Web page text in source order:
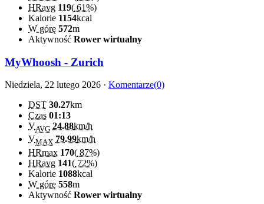
HRavg 119( 61%)
Kalorie 1154kcal
W górę 572m
Aktywność Rower wirtualny
MyWhoosh - Zurich
Niedziela, 22 lutego 2026 · Komentarze(0)
DST 30.27km
Czas 01:13
VAVG 24.88km/h
VMAX 79.99km/h
HRmax 170( 87%)
HRavg 141( 72%)
Kalorie 1088kcal
W górę 558m
Aktywność Rower wirtualny